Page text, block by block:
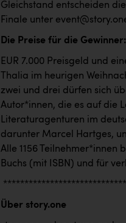
Gleichstand entscheiden
Finale unter
Die Preise für die
EUR 7.000 Preisgeld und
Thalia im heurigen
zwei und drei dürfen sich
Autor*innen, die es auf die
Literaturagenturen im
darunter Marcel Hartges,
Alle 1156 Teilnehmer*innen
Buchs (mit ISBN) und für
Über story.one